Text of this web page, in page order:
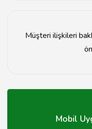
Müşteri ilişkileri
tekrar alışverişi
Mobil